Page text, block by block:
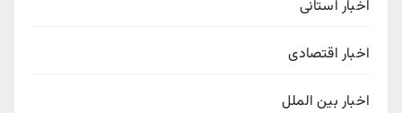
اخبار استانی
اخبار اقتصادی
اخبار بین الملل